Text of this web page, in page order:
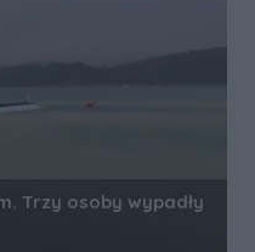
Trzy osoby wypadły